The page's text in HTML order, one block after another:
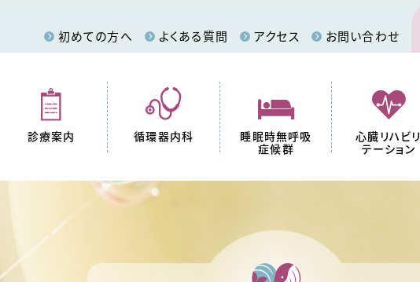
初めての方へ よくある質問 アクセス お問い合わせ
診療案内 循環器内科
睡眠時無呼吸
症候群
心臓リハビリ
テーション